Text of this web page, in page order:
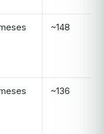
~148
~136